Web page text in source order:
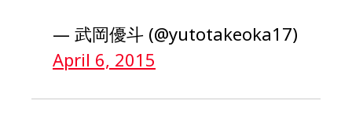
— 武岡優斗 (@yutotakeoka17)
April 6, 2015